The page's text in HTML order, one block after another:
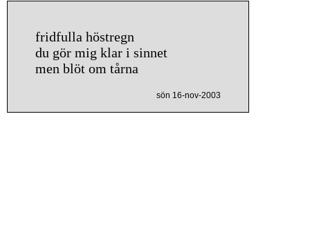
fridfulla höstregn
du gör mig klar i sinnet
men blöt om tårna
sön 16-nov-2003